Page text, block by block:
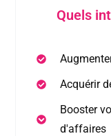
Quels
Acquérir
Booster
d'affaires